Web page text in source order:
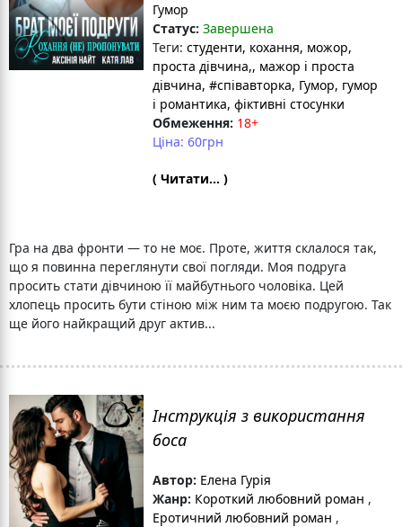
Гумор
Статус: Завершена
Теги: студенти, кохання, можор,
проста дівчина,, мажор і проста
дівчина, #співавторка, Гумор, гумор
і романтика, фіктивні стосунки
Обмеження: 18+
Ціна: 60грн
( Читати... )
Гра на два фронти — то не моє. Проте, життя склалося так,
що я повинна переглянути свої погляди. Моя подруга
просить стати дівчиною її майбутнього чоловіка. Цей
хлопець просить бути стіною між ним та моєю подругою. Так
ще його найкращий друг актив...
Інструкція з використання
боса
Автор: Елена Гурія
Жанр: Короткий любовний роман ,
Еротичний любовний роман ,